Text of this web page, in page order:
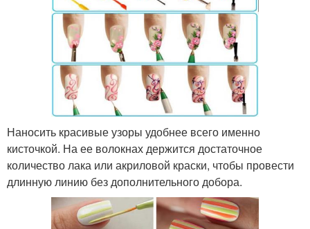
Наносить красивые узоры удобнее всего именно
кисточкой. На ее волокнах держится достаточное
количество лака или акриловой краски, чтобы провести
длинную линию без дополнительного добора.